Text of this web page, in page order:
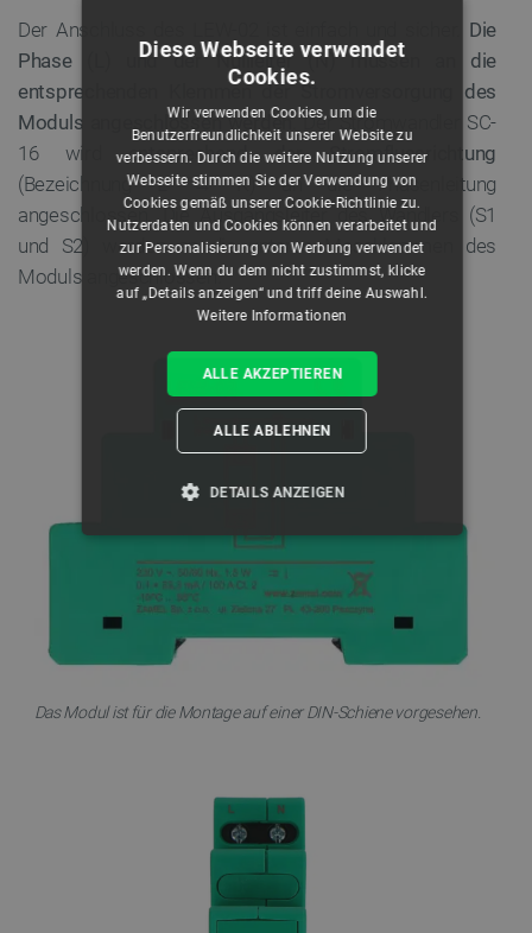
Der Anschluss des LEW-02 ist einfach und sicher.
Die
Phase (L) und der Nullleiter (N) müssen an die
entsprechenden Klemmen der Stromversorgung des
Moduls angeschlossen werden. Der Stromwandler SC-
16 wird
entsprechend der Stromflussrichtung
(Bezeichnung L → K) an die Phasenleitung
angeschlossen. Die Ausgangsleiter des Wandlers (S1
und S2) werden an die unteren Messklemmen des
Moduls angeschlossen.
Das Modul ist für die Montage auf einer DIN-Schiene vorgesehen.
Diese Webseite verwendet
Cookies.
Wir verwenden Cookies, um die
Benutzerfreundlichkeit unserer Website zu
verbessern. Durch die weitere Nutzung unserer
Webseite stimmen Sie der Verwendung von
Cookies gemäß unserer Cookie-Richtlinie zu.
Nutzerdaten und Cookies können verarbeitet und
zur Personalisierung von Werbung verwendet
werden. Wenn du dem nicht zustimmst, klicke
auf „Details anzeigen“ und triff deine Auswahl.
Weitere Informationen
ALLE AKZEPTIEREN
ALLE ABLEHNEN
DETAILS ANZEIGEN
UNBEDINGT ERFORDERLICH
PERFORMANCE
TARGETING
FUNKTIONALITÄT
Unbedingt erforderlich
Targeting Funktionalität
Unbedingt erforderliche Cookies ermöglichen
wesentliche Kernfunktionen der Website wie die